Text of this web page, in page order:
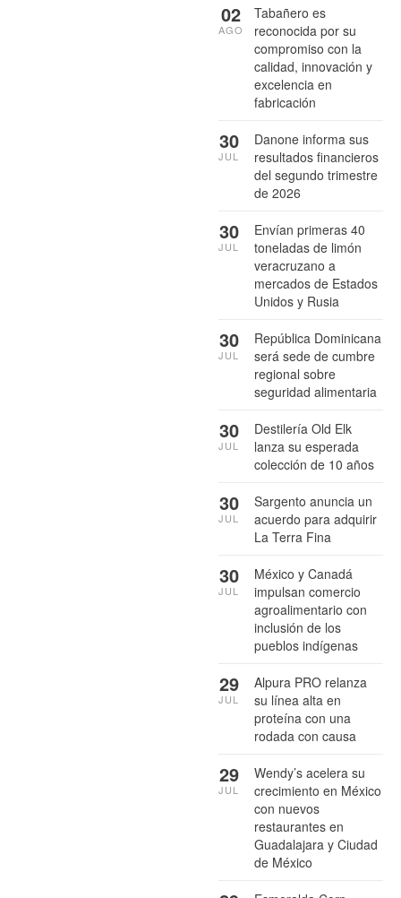
Tabañero es
reconocida por su
compromiso con la
calidad, innovación y
excelencia en
fabricación
02
AGO
Danone informa sus
resultados financieros
del segundo trimestre
de 2026
30
JUL
Envían primeras 40
toneladas de limón
veracruzano a
mercados de Estados
Unidos y Rusia
30
JUL
República Dominicana
será sede de cumbre
regional sobre
seguridad alimentaria
30
JUL
Destilería Old Elk
lanza su esperada
colección de 10 años
30
JUL
Sargento anuncia un
acuerdo para adquirir
La Terra Fina
30
JUL
México y Canadá
impulsan comercio
agroalimentario con
inclusión de los
pueblos indígenas
30
JUL
Alpura PRO relanza
su línea alta en
proteína con una
rodada con causa
29
JUL
Wendy’s acelera su
crecimiento en México
con nuevos
restaurantes en
Guadalajara y Ciudad
de México
29
JUL